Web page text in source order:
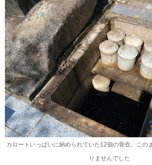
カロートいっぱいに納められていた12個の骨壺。この
りませんでした